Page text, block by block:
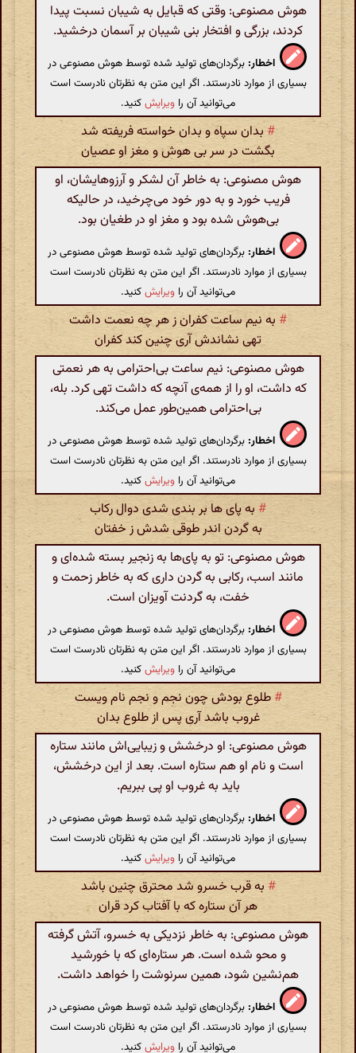
هوش مصنوعی: وقتی که قبایل به شیبان نسبت پیدا
کردند، بزرگی و افتخار بنی شیبان بر آسمان درخشید.
اخطار: برگردان‌های تولید شده توسط هوش مصنوعی در
بسیاری از موارد نادرستند. اگر این متن به نظرتان نادرست است
می‌توانید آن را ویرایشکنید.
# بدان سپاه و بدان خواسته فریفته شد
بگشت در سر بی هوش و مغز او عصیان
هوش مصنوعی: به خاطر آن لشکر و آرزوهایشان، او
فریب خورد و به دور خود می‌چرخید، در حالیکه
بی‌هوش شده بود و مغز او در طغیان بود.
اخطار: برگردان‌های تولید شده توسط هوش مصنوعی در
بسیاری از موارد نادرستند. اگر این متن به نظرتان نادرست است
می‌توانید آن را ویرایشکنید.
# به نیم ساعت کفران ز هر چه نعمت داشت
تهی نشاندش آری چنین کند کفران
هوش مصنوعی: نیم ساعت بی‌احترامی به هر نعمتی
که داشت، او را از همه‌ی آنچه که داشت تهی کرد. بله،
بی‌احترامی همین‌طور عمل می‌کند.
اخطار: برگردان‌های تولید شده توسط هوش مصنوعی در
بسیاری از موارد نادرستند. اگر این متن به نظرتان نادرست است
می‌توانید آن را ویرایشکنید.
# به پای ها بر بندی شدی دوال رکاب
به گردن اندر طوقی شدش ز خفتان
هوش مصنوعی: تو به پای‌ها به زنجیر بسته شده‌ای و
مانند اسب، رکابی به گردن داری که به خاطر زحمت و
خفت، به گردنت آویزان است.
اخطار: برگردان‌های تولید شده توسط هوش مصنوعی در
بسیاری از موارد نادرستند. اگر این متن به نظرتان نادرست است
می‌توانید آن را ویرایشکنید.
# طلوع بودش چون نجم و نجم نام ویست
غروب باشد آری پس از طلوع بدان
هوش مصنوعی: او درخشش و زیبایی‌اش مانند ستاره
است و نام او هم ستاره است. بعد از این درخشش،
باید به غروب او پی ببریم.
اخطار: برگردان‌های تولید شده توسط هوش مصنوعی در
بسیاری از موارد نادرستند. اگر این متن به نظرتان نادرست است
می‌توانید آن را ویرایشکنید.
# به قرب خسرو شد محترق چنین باشد
هر آن ستاره که با آفتاب کرد قران
هوش مصنوعی: به خاطر نزدیکی به خسرو، آتش گرفته
و محو شده است. هر ستاره‌ای که با خورشید
هم‌نشین شود، همین سرنوشت را خواهد داشت.
اخطار: برگردان‌های تولید شده توسط هوش مصنوعی در
بسیاری از موارد نادرستند. اگر این متن به نظرتان نادرست است
می‌توانید آن را ویرایشکنید.